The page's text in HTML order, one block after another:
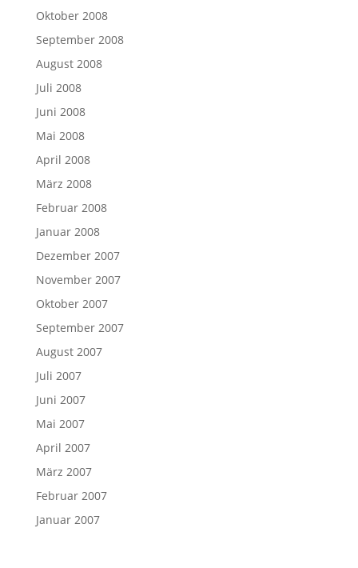
Oktober 2008
September 2008
August 2008
Juli 2008
Juni 2008
Mai 2008
April 2008
März 2008
Februar 2008
Januar 2008
Dezember 2007
November 2007
Oktober 2007
September 2007
August 2007
Juli 2007
Juni 2007
Mai 2007
April 2007
März 2007
Februar 2007
Januar 2007